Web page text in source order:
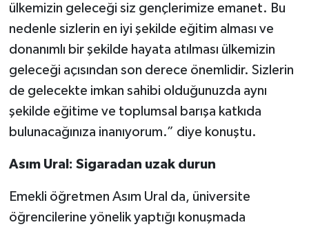
ülkemizin geleceği siz gençlerimize emanet. Bu
nedenle sizlerin en iyi şekilde eğitim alması ve
donanımlı bir şekilde hayata atılması ülkemizin
geleceği açısından son derece önemlidir. Sizlerin
de gelecekte imkan sahibi olduğunuzda aynı
şekilde eğitime ve toplumsal barışa katkıda
bulunacağınıza inanıyorum.” diye konuştu.
Asım Ural: Sigaradan uzak durun
Emekli öğretmen Asım Ural da, üniversite
öğrencilerine yönelik yaptığı konuşmada